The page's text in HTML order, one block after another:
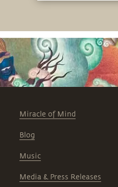
Miracle of Mind
Blog
Music
Media & Press Releases